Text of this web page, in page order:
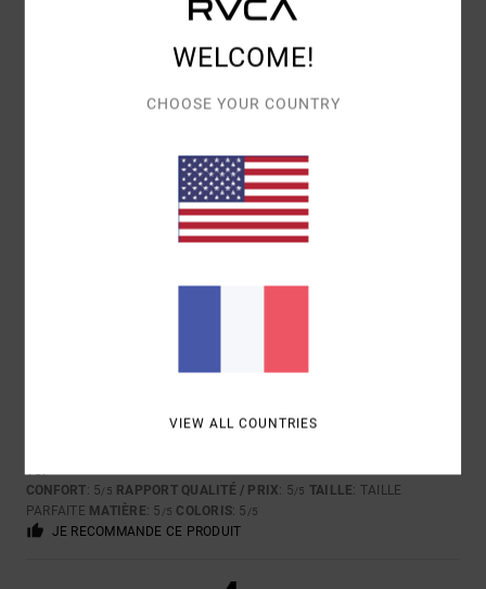
COLORIS
5.0
TOP
CONFORT: 5/5 RAPPORT QUALITÉ / PRIX: 5/5 TAILLE: TAILLE
PARFAITE MATIÈRE: 5 /5 COLORIS: 5 /5
JE RECOMMANDE CE PRODUIT
WELCOME!
CHOOSE YOUR COUNTRY
VIEW ALL COUNTRIES